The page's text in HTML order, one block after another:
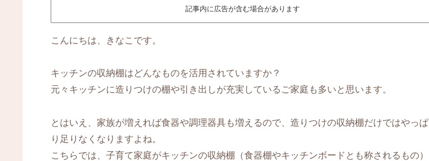
記事内に広告が含む場合があります
こんにちは、きなこです。
キッチンの収納棚はどんなものを活用されていますか？
元々キッチンに造りつけの棚や引き出しが充実しているご家庭も多いと思います。
とはいえ、家族が増えれば食器や調理器具も増えるので、造りつけの収納棚だけではやっぱ
り足りなくなりますよね。
こちらでは、子育て家庭がキッチンの収納棚（食器棚やキッチンボードとも称されるもの）